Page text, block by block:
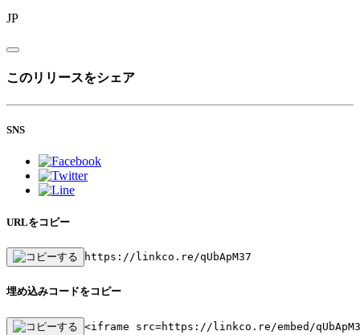
JP
このリリースをシェア
SNS
URLをコピー
https://linkco.re/qUbApM37
埋め込みコードをコピー
<iframe src=https://linkco.re/embed/